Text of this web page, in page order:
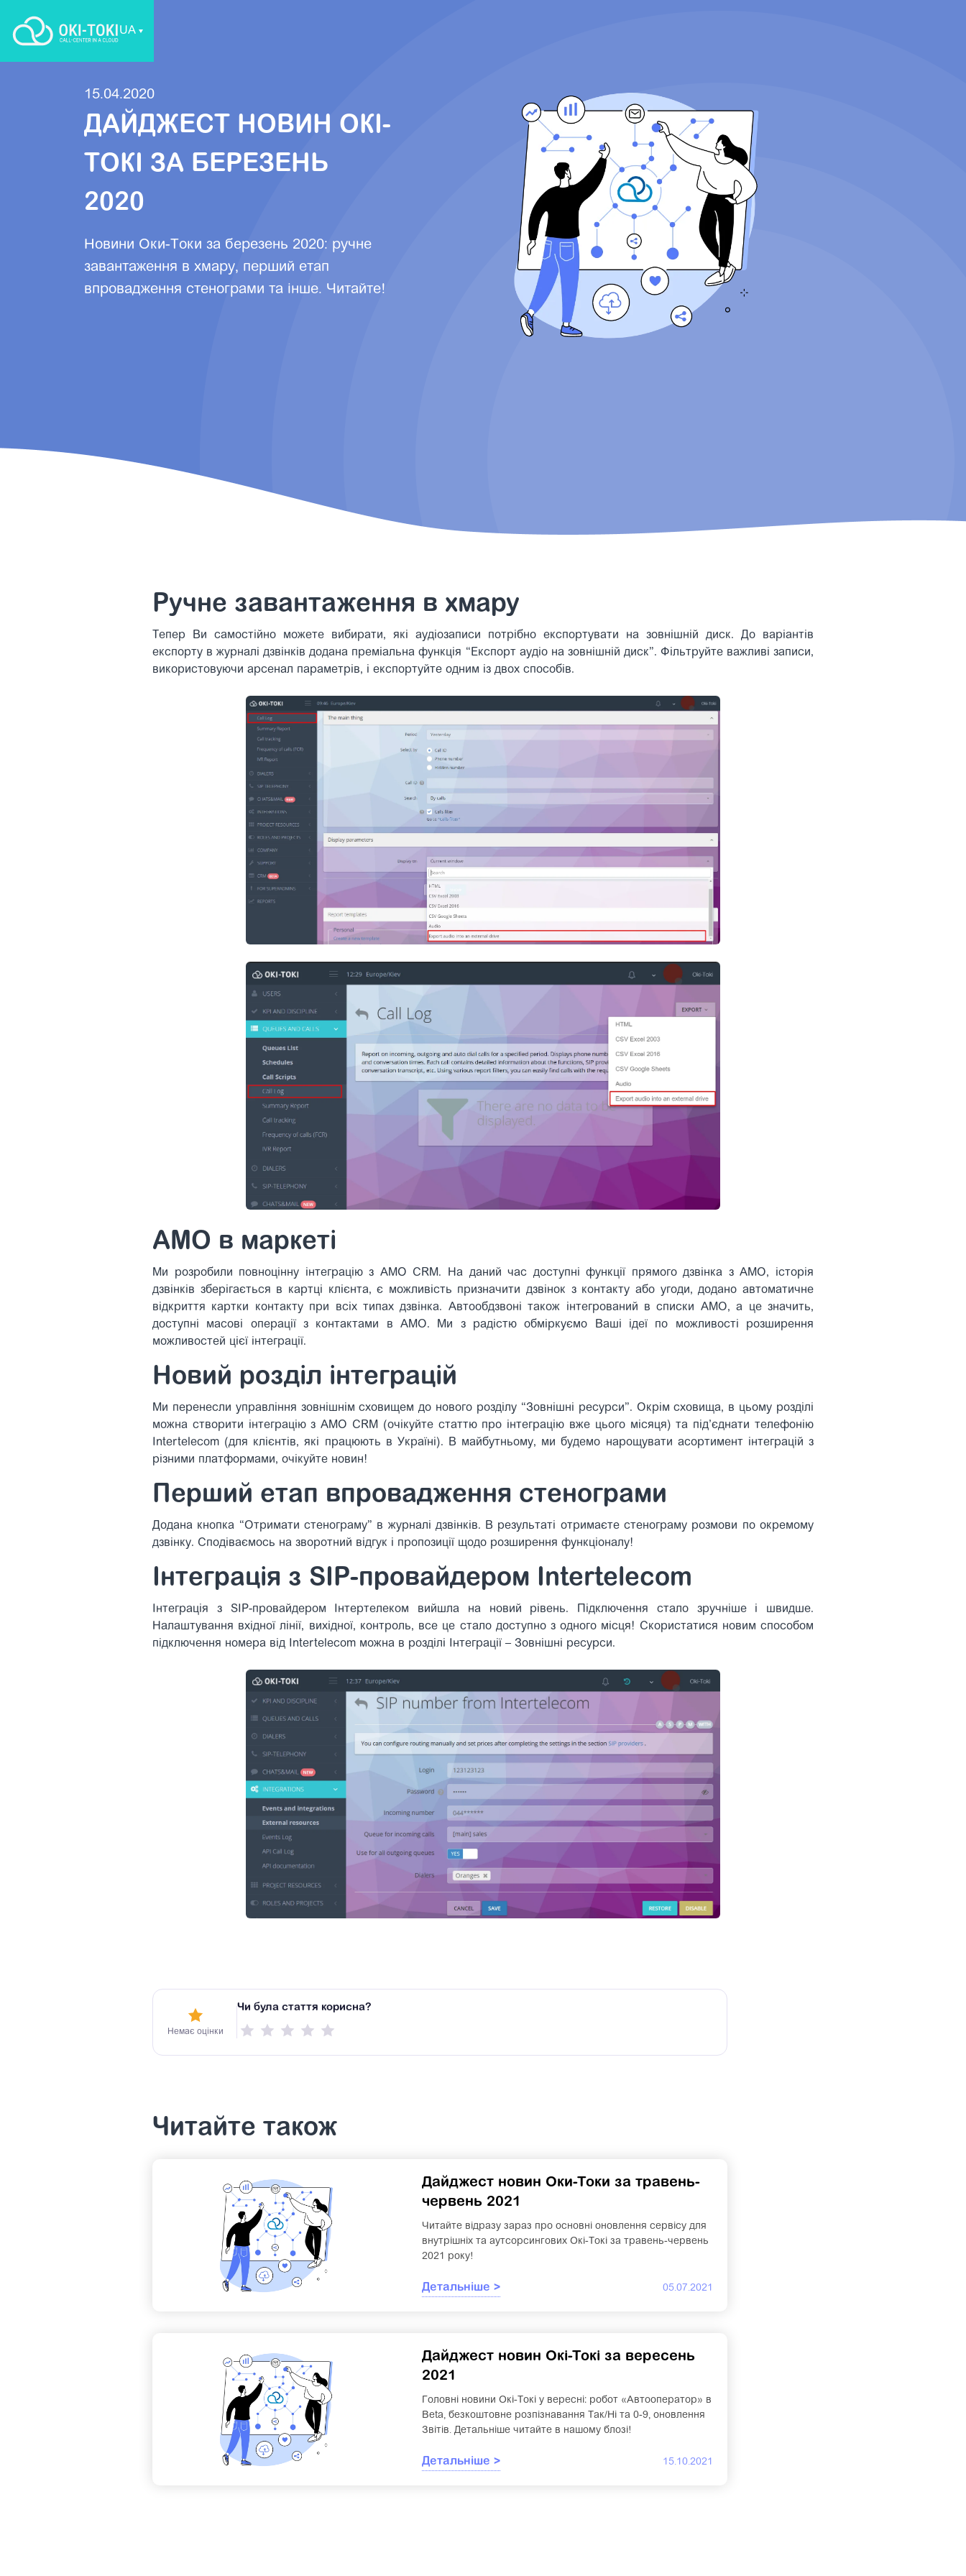
UA
15.04.2020
ДАЙДЖЕСТ НОВИН ОКІ-
ТОКІ ЗА БЕРЕЗЕНЬ
2020
Новини Оки-Токи за березень 2020: ручне
завантаження в хмару, перший етап
впровадження стенограми та інше. Читайте!
Ручне завантаження в хмару
Тепер Ви самостійно можете вибирати, які аудіозаписи потрібно експортувати на зовнішній диск. До варіантів
експорту в журналі дзвінків додана преміальна функція “Експорт аудіо на зовнішній диск”. Фільтруйте важливі записи,
використовуючи арсенал параметрів, і експортуйте одним із двох способів.
AMO в маркеті
Ми розробили повноцінну інтеграцію з AMO CRM. На даний час доступні функції прямого дзвінка з АМО, історія
дзвінків зберігається в картці клієнта, є можливість призначити дзвінок з контакту або угоди, додано автоматичне
відкриття картки контакту при всіх типах дзвінка. Автообдзвоні також інтегрований в списки АМО, а це значить,
доступні масові операції з контактами в АМО. Ми з радістю обміркуємо Ваші ідеї по можливості розширення
можливостей цієї інтеграції.
Новий розділ інтеграцій
Ми перенесли управління зовнішнім сховищем до нового розділу “Зовнішні ресурси”. Окрім сховища, в цьому розділі
можна створити інтеграцію з AMO CRM (очікуйте статтю про інтеграцію вже цього місяця) та під’єднати телефонію
Intertelecom (для клієнтів, які працюють в Україні). В майбутньому, ми будемо нарощувати асортимент інтеграцій з
різними платформами, очікуйте новин!
Перший етап впровадження стенограми
Додана кнопка “Отримати стенограму” в журналі дзвінків. В результаті отримаєте стенограму розмови по окремому
дзвінку. Сподіваємось на зворотний відгук і пропозиції щодо розширення функціоналу!
Інтеграція з SIP-провайдером Intertelecom
Інтеграція з SIP-провайдером Інтертелеком вийшла на новий рівень. Підключення стало зручніше і швидше.
Налаштування вхідної лінії, вихідної, контроль, все це стало доступно з одного місця! Скористатися новим способом
підключення номера від Intertelecom можна в розділі Інтеграції – Зовнішні ресурси.
Немає оцінки
Чи була стаття корисна?
Читайте також
Дайджест новин Оки-Токи за травень-
червень 2021
Читайте відразу зараз про основні оновлення сервісу для
внутрішніх та аутсорсингових Окі-Токі за травень-червень
2021 року!
Детальніше > 05.07.2021
Дайджест новин Окі-Токі за вересень
2021
Головні новини Окі-Токі у вересні: робот «Автооператор» в
Beta, безкоштовне розпізнавання Так/Ні та 0-9, оновлення
Звітів. Детальніше читайте в нашому блозі!
Детальніше > 15.10.2021